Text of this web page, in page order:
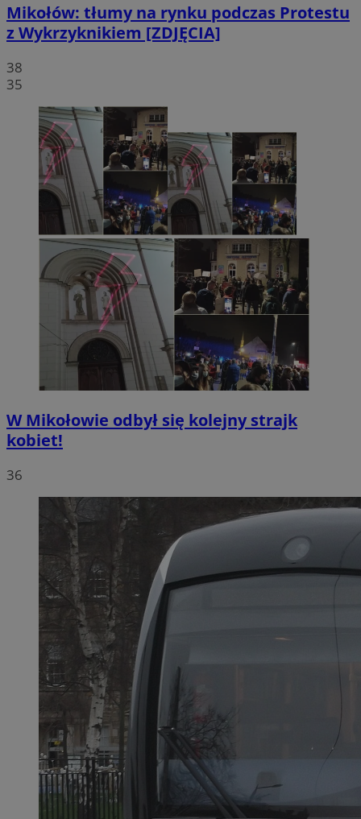
Mikołów: tłumy na rynku podczas Protestu
z Wykrzyknikiem [ZDJĘCIA]
38
35
W Mikołowie odbył się kolejny strajk
kobiet!
36